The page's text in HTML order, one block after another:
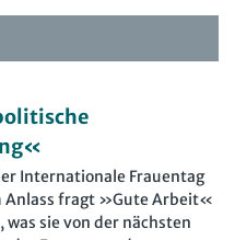
Internationale Frauentag
Anlass fragt »Gute Arbeit«
was sie von der nächsten